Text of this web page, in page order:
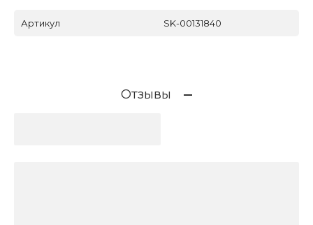
Артикул SK-00131840
Отзывы